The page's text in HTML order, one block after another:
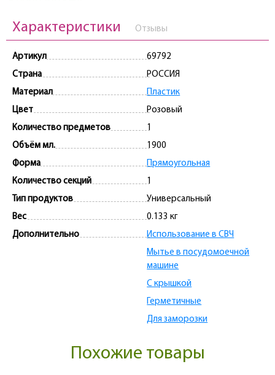
Характеристики Отзывы
Артикул
69792
Страна
РОССИЯ
Материал
Пластик
Цвет
Розовый
Количество предметов
1
Объём мл.
1900
Форма
Прямоугольная
Количество секций
1
Тип продуктов
Универсальный
Вес
0.133 кг
Дополнительно
Использование в СВЧ
Мытье в посудомоечной
машине
С крышкой
Герметичные
Для заморозки
Похожие товары